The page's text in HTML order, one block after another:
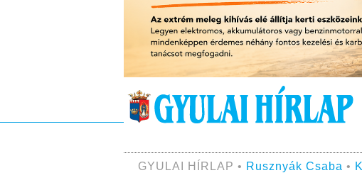
GYULAI HÍRLAP • Rusznyák Csaba •